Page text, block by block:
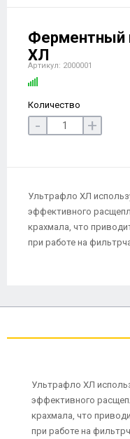
Ферментный
ХЛ
Артикул: 2000001
Количество
- +
Ультрафло ХЛ
эффективного
крахмала, что
при работе на
Ультрафло ХЛ
эффективного
крахмала, что
при работе на